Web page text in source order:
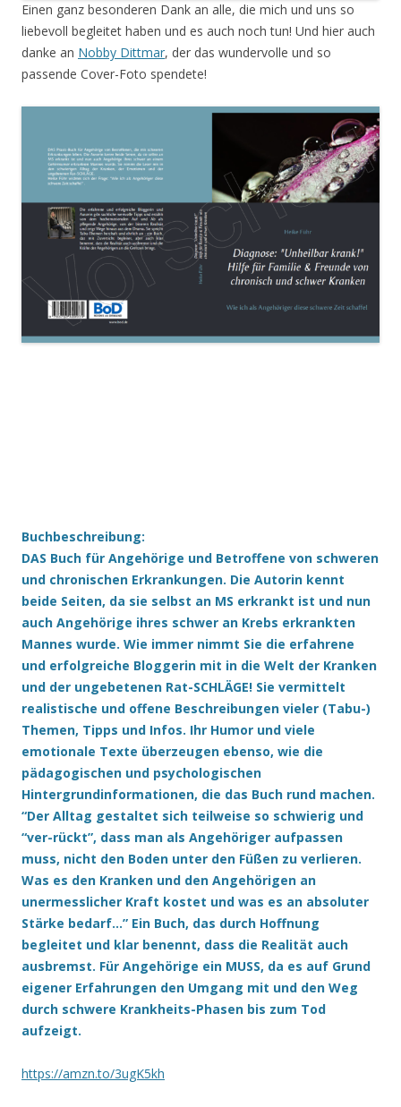
Einen ganz besonderen Dank an alle, die mich und uns so
liebevoll begleitet haben und es auch noch tun! Und hier auch
danke an Nobby Dittmar, der das wundervolle und so
passende Cover-Foto spendete!
Buchbeschreibung:
DAS Buch für Angehörige und Betroffene von schweren
und chronischen Erkrankungen. Die Autorin kennt
beide Seiten, da sie selbst an MS erkrankt ist und nun
auch Angehörige ihres schwer an Krebs erkrankten
Mannes wurde. Wie immer nimmt Sie die erfahrene
und erfolgreiche Bloggerin mit in die Welt der Kranken
und der ungebetenen Rat-SCHLÄGE! Sie vermittelt
realistische und offene Beschreibungen vieler (Tabu-)
Themen, Tipps und Infos. Ihr Humor und viele
emotionale Texte überzeugen ebenso, wie die
pädagogischen und psychologischen
Hintergrundinformationen, die das Buch rund machen.
“Der Alltag gestaltet sich teilweise so schwierig und
“ver-rückt”, dass man als Angehöriger aufpassen
muss, nicht den Boden unter den Füßen zu verlieren.
Was es den Kranken und den Angehörigen an
unermesslicher Kraft kostet und was es an absoluter
Stärke bedarf…” Ein Buch, das durch Hoffnung
begleitet und klar benennt, dass die Realität auch
ausbremst. Für Angehörige ein MUSS, da es auf Grund
eigener Erfahrungen den Umgang mit und den Weg
durch schwere Krankheits-Phasen bis zum Tod
aufzeigt.
https://amzn.to/3ugK5kh